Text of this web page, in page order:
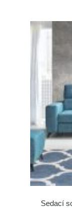
Sedací